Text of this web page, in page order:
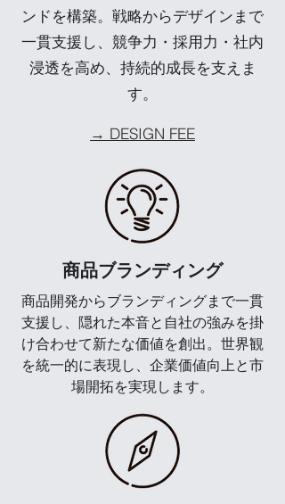
ンドを構築。戦略からデザインまで
一貫支援し、競争力・採用力・社内
浸透を高め、持続的成長を支えま
す。
→ DESIGN FEE
商品ブランディング
商品開発からブランディングまで一貫
支援し、隠れた本音と自社の強みを掛
け合わせて新たな価値を創出。世界観
を統一的に表現し、企業価値向上と市
場開拓を実現します。